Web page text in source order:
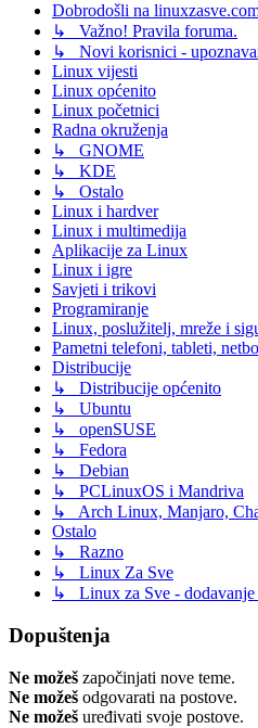
Dobrodošli na
↳ Važno! Pravila foruma.
↳ Novi korisnici -
Linux vijesti
Linux općenito
Linux početnici
Radna okruženja
↳ GNOME
↳ KDE
↳ Ostalo
Linux i hardver
Linux i multimedija
Aplikacije za Linux
Linux i igre
Savjeti i trikovi
Programiranje
Linux, poslužitelj, mreže i
Pametni telefoni, tableti,
Distribucije
↳ Distribucije općenito
↳ Ubuntu
↳ openSUSE
↳ Fedora
↳ Debian
↳ PCLinuxOS i Mandriva
↳ Arch Linux, Manjaro,
Ostalo
↳ Razno
↳ Linux Za Sve
↳ Linux za Sve - dodavanje
Dopuštenja
Ne možeš započinjati nove teme.
Ne možeš odgovarati na postove.
Ne možeš uređivati svoje postove.